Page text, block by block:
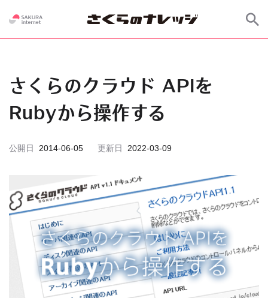
さくらのクラウド APIを
Rubyから操作する
公開日 2014-06-05 更新日 2022-03-09